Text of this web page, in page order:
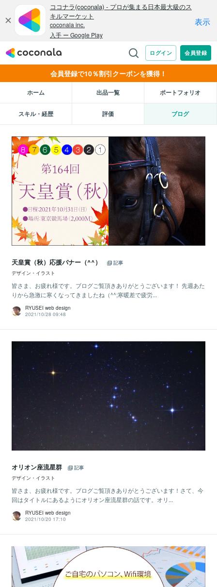
会員登録で10％割引クーポンを獲得！
ホーム 出品一覧 ポートフォリオ
スキル・経歴 評価 ブログ
天皇賞（秋）応援バナー（^^）
記事
デザイン・イラスト
皆さま、お疲れ様です。ブログご覧頂きありがとうございます！ 先週あた
りから急激に寒くなってきましたね（^^;寒暖差で疲労...
RYUSEI web design
2021/10/28 09:48
オリオン座流星群
記事
デザイン・イラスト
皆さま、お疲れ様です。ブログご覧頂きありがとうございます！さて、今
回はタイトルにあるようにオリオン座流星群の話です。オリ...
RYUSEI web design
2021/10/20 17:10